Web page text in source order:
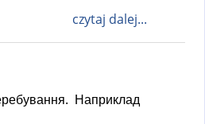
czytaj dalej...
Наприклад